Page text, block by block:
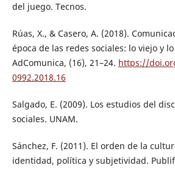
del juego. Tecnos.
Rúas, X., & Casero, A. (2018).
época de las redes sociales: lo viejo y
AdComunica, (16), 21–24. https://
0992.2018.16
Salgado, E. (2009). Los estudios del
sociales. UNAM.
Sánchez, F. (2011). El orden de la
identidad, política y subjetividad.